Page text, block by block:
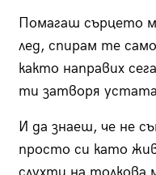
Помагаш сърцето
лед, спирам те
както направих
ти затворя
И да знаеш, че не
просто си като